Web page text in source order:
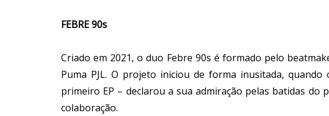
FEBRE 90s
Criado em 2021, o duo Febre 90s é formado pelo
Puma PJL. O projeto iniciou de forma inusitada,
primeiro EP – declarou a sua admiração pelas batidas do
colaboração.